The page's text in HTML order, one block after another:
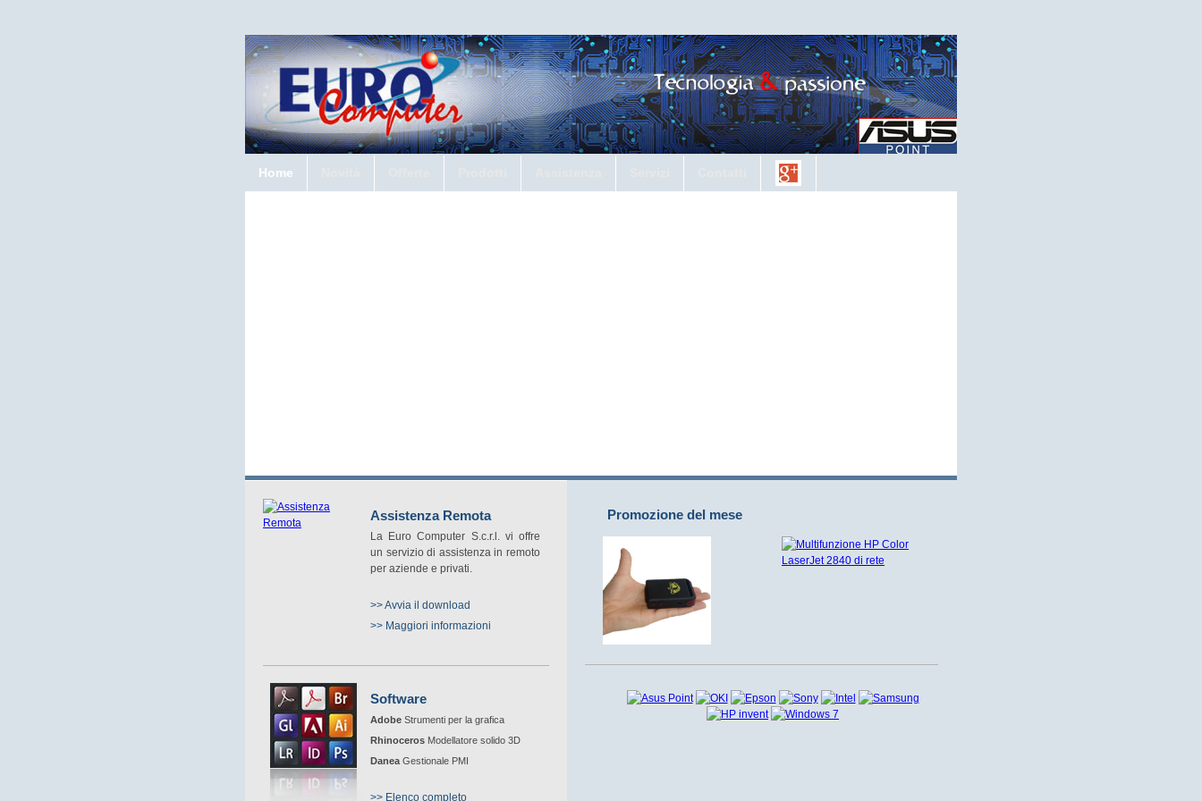
Home
Assistenza Remota
La Euro Computer S.c.r.l. vi offre
un servizio di assistenza in remoto
per aziende e privati.
>> Avvia il download
>> Maggiori informazioni
Software
Adobe Strumenti per la grafica
Rhinoceros Modellatore solido 3D
Danea Gestionale PMI
>> Elenco completo
Promozione del mese